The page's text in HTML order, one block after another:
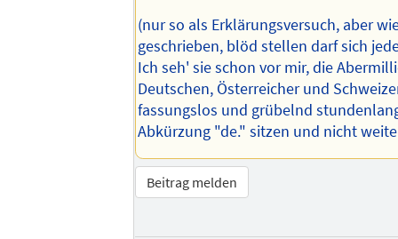
(nur so als Erklärungsversuch, aber
geschrieben, blöd stellen darf sich
Ich seh' sie schon vor mir, die
Deutschen, Österreicher und
fassungslos und grübelnd
Abkürzung "de." sitzen und nicht
Beitrag melden